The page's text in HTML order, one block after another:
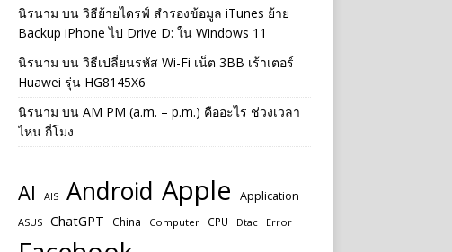
นิรนาม บน วิธีย้ายไดรฟ์ สำรองข้อมูล iTunes ย้าย
Backup iPhone ไป Drive D: ใน Windows 11
นิรนาม บน วิธีเปลี่ยนรหัส Wi-Fi เน็ต 3BB เร้าเตอร์
Huawei รุ่น HG8145X6
นิรนาม บน AM PM (a.m. – p.m.) คืออะไร ช่วงเวลา
ไหน กี่โมง
AI AIS Android Apple Application
ASUS ChatGPT China Computer CPU Dtac Error